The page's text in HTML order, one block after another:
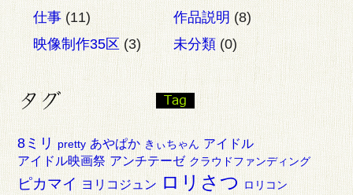
仕事(11) 作品説明 (8)
映像制作35区(3) 未分類(0)
8ミリ pretty あやぱか きぃちゃん アイドル
アイドル映画祭 アンチテーゼ クラウドファンディング
ピカマイ ヨリコジュン ロリさつ ロリコン